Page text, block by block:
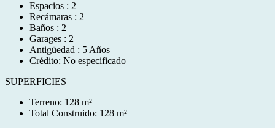
Espacios : 2
Recámaras : 2
Baños : 2
Garages : 2
Antigüedad : 5 Años
Crédito: No especificado
SUPERFICIES
Terreno: 128 m²
Total Construido: 128 m²